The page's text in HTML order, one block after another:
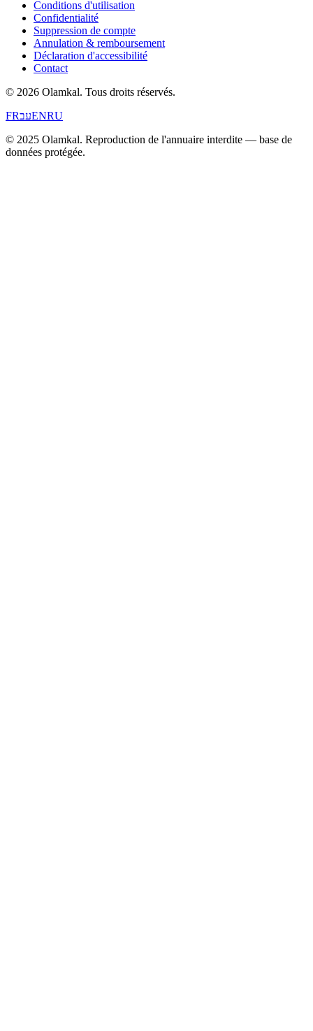
Conditions d'utilisation
Confidentialité
Suppression de compte
Annulation & remboursement
Déclaration d'accessibilité
Contact
© 2026 Olamkal. Tous droits réservés.
FRעבENRU
© 2025 Olamkal. Reproduction de l'annuaire interdite — base de
données protégée.